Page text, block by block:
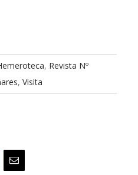
, Revista Nº
, Visita
Correo
electrónico